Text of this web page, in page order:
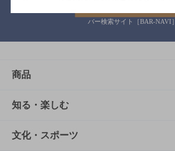
バー検索サイト［BAR-NAVI］
商品
商品TOP
商品一覧
知る・楽しむ
知る・楽しむTOP
文化・スポーツ